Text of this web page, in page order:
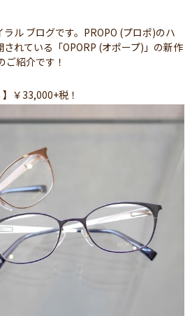
ル ブログです。PROPO (プロポ)のハ
れている「OPORP (オポープ)」の新作
ご紹介です！
】￥33,000+税！